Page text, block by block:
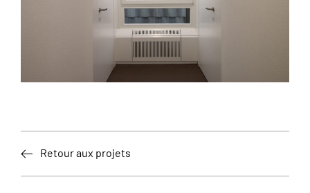
Retour aux projets